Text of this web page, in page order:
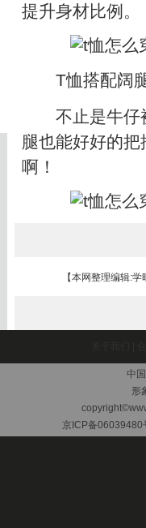
提升身材比例。
T恤搭配阔
不止是牛仔裤
腿也能好好的
啊！
【本网整理编辑:学
中
形
京ICP备06039480